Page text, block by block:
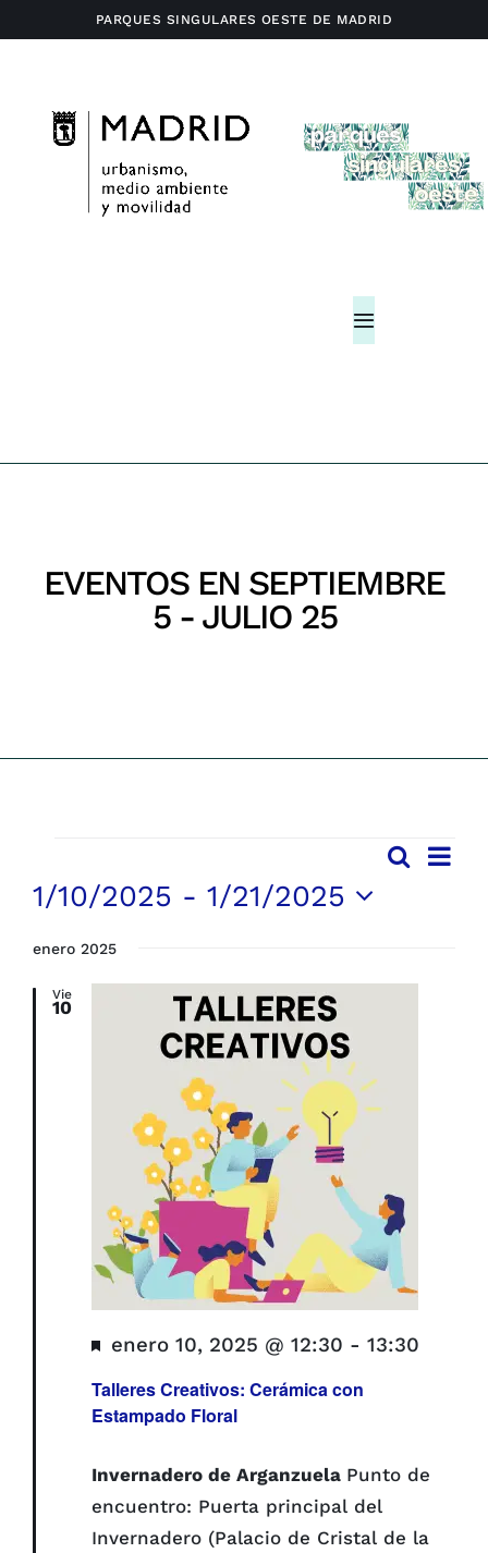
al
PARQUES SINGULARES OESTE DE MADRID
Toggle
Recursos
EVENTOS EN SEPTIEMBRE
5 - JULIO 25
y
Buscar
de
Lista
1/10/2025 - 1/21/2025
la
fecha.
enero 2025
Vie
10
Talleres Creativos: Cerámica con
Estampado Floral
Destacado
enero 10, 2025 @ 12:30 - 13:30
Invernadero de Arganzuela Punto de
encuentro: Puerta principal del
Invernadero (Palacio de Cristal de la